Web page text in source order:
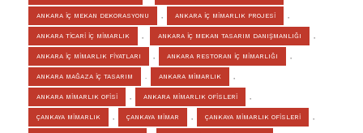
ANKARA İÇ MEKAN DEKORASYONU , ANKARA İÇ MİMARLIK PROJESİ ,
ANKARA TİCARİ İÇ MİMARLIK , ANKARA İÇ MEKAN TASARIM DANIŞMANLIĞI ,
ANKARA İÇ MİMARLIK FİYATLARI , ANKARA RESTORAN İÇ MİMARLIĞI ,
ANKARA MAĞAZA İÇ TASARIM . ANKARA MİMARLIK ,
ANKARA MİMARLIK OFİSİ , ANKARA MİMARLIK OFİSLERİ ,
ÇANKAYA MİMARLIK , ÇANKAYA MİMAR , ÇANKAYA MİMARLIK OFİSLERİ ,